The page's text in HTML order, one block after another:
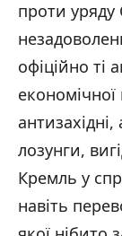
проти
офіційно ті
антизахідні,
лозунги,
Кремль у
навіть